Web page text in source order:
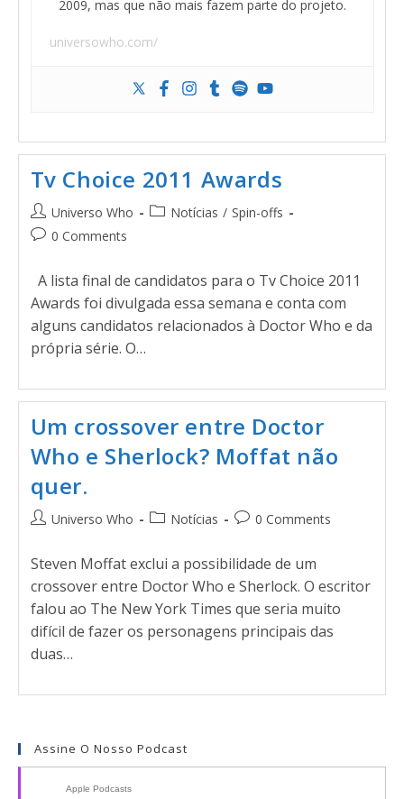
2009, mas que não mais fazem parte do projeto.
universowho.com/
Tv Choice 2011 Awards
Universo Who Notícias / Spin-offs
0 Comments
A lista final de candidatos para o Tv Choice 2011
Awards foi divulgada essa semana e conta com
alguns candidatos relacionados à Doctor Who e da
própria série. O…
Um crossover entre Doctor
Who e Sherlock? Moffat não
quer.
Universo Who Notícias 0 Comments
Steven Moffat exclui a possibilidade de um
crossover entre Doctor Who e Sherlock. O escritor
falou ao The New York Times que seria muito
difícil de fazer os personagens principais das
duas…
Assine O Nosso Podcast
Apple Podcasts